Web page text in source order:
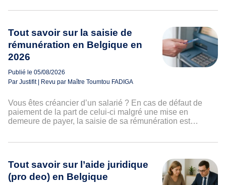
Tout savoir sur la saisie de
rémunération en Belgique en
2026
Publié le 05/08/2026
Par Justifit | Revu par Maître Toumtou FADIGA
Vous êtes créancier d’un salarié ? En cas de défaut de
paiement de la part de celui-ci malgré une mise en
demeure de payer, la saisie de sa rémunération est…
Tout savoir sur l’aide juridique
(pro deo) en Belgique